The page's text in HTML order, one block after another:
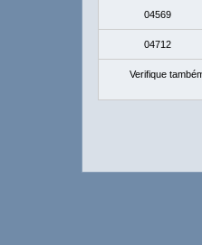
04569
04712
Verifique